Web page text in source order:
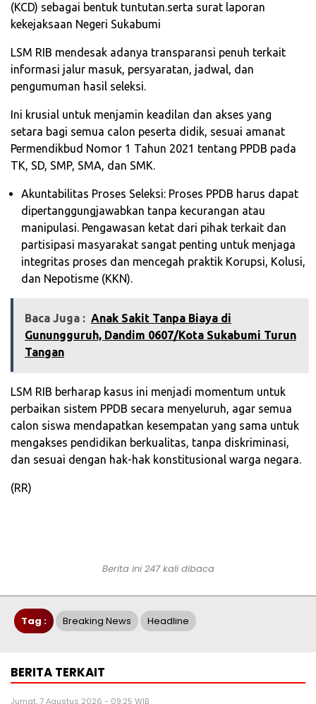
(KCD) sebagai bentuk tuntutan.serta surat laporan
kekejaksaan Negeri Sukabumi
LSM RIB mendesak adanya transparansi penuh terkait
informasi jalur masuk, persyaratan, jadwal, dan
pengumuman hasil seleksi.
Ini krusial untuk menjamin keadilan dan akses yang
setara bagi semua calon peserta didik, sesuai amanat
Permendikbud Nomor 1 Tahun 2021 tentang PPDB pada
TK, SD, SMP, SMA, dan SMK.
Akuntabilitas Proses Seleksi: Proses PPDB harus dapat
dipertanggungjawabkan tanpa kecurangan atau
manipulasi. Pengawasan ketat dari pihak terkait dan
partisipasi masyarakat sangat penting untuk menjaga
integritas proses dan mencegah praktik Korupsi, Kolusi,
dan Nepotisme (KKN).
Baca Juga : Anak Sakit Tanpa Biaya di
Gunungguruh, Dandim 0607/Kota Sukabumi Turun
Tangan
LSM RIB berharap kasus ini menjadi momentum untuk
perbaikan sistem PPDB secara menyeluruh, agar semua
calon siswa mendapatkan kesempatan yang sama untuk
mengakses pendidikan berkualitas, tanpa diskriminasi,
dan sesuai dengan hak-hak konstitusional warga negara.
(RR)
Berita ini 247 kali dibaca
Tag : Breaking News Headline
BERITA TERKAIT
Jumat, 7 Agustus 2026 - 09:25 WIB